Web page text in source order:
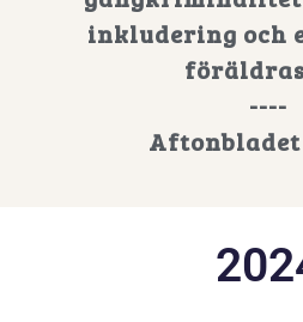
inkludering och
----